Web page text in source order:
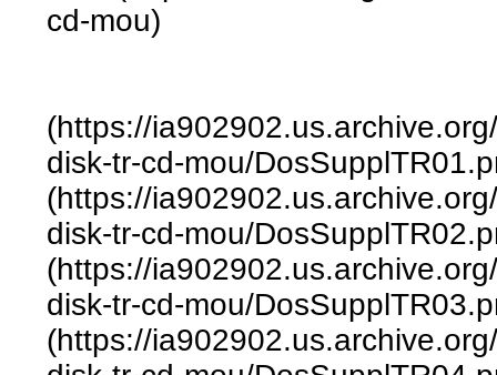
cd-mou)
(https://
disk-tr-cd-mou/
(https://
disk-tr-cd-mou/
(https://
disk-tr-cd-mou/
(https://